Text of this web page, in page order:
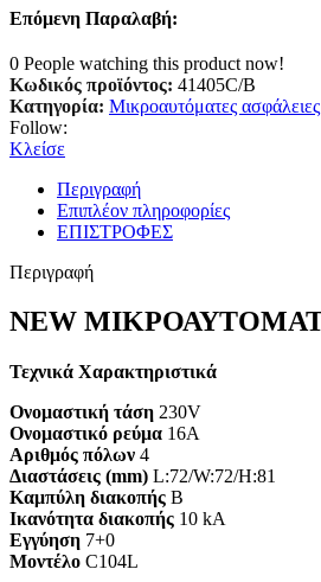
Επόμενη Παραλαβή:
0 People watching this product now!
Κωδικός προϊόντος: 41405C/B
Κατηγορία: Μικροαυτόματες ασφάλειες
Follow:
Κλείσε
Περιγραφή
Επιπλέον πληροφορίες
ΕΠΙΣΤΡΟΦΕΣ
Περιγραφή
NEW
Τεχνικά Χαρακτηριστικά
Ονομαστική τάση 230V
Ονομαστικό ρεύμα 16A
Αριθμός πόλων 4
Διαστάσεις (mm) L:72/W:72/H:81
Καμπύλη διακοπής B
Ικανότητα διακοπής 10 kA
Εγγύηση 7+0
Mοντέλο C104L